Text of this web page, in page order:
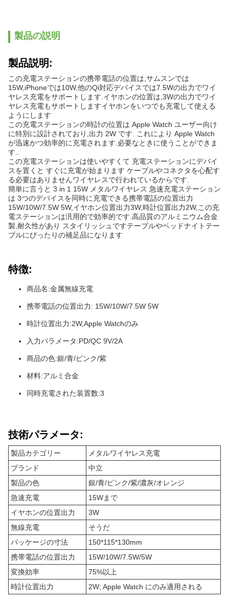
製品の説明
製品説明:
この充電ステーションの携帯電話の位置は,サムスンでは
15W,iPhoneでは10W,他のQi対応デバイスでは7.5Wの出力でワイ
ヤレス充電をサポートします.イヤホンの位置は,3Wの出力でワイ
ヤレス充電もサポートしますイヤホンをいつでも充電して使える
ようにします
この充電ステーションの時計の位置は Apple Watch ユーザー向け
に特別に設計されており,出力 2W です. これにより Apple Watch
が迅速かつ効率的に充電されます.必要なときに使うことができま
す..
この充電ステーションは使いやすくて 充電ステーションにデバイ
スを置くと すぐに充電が始まります ケーブルやコネクタを心配す
る必要はありませんワイヤレスで行われているからです.
簡単に言うと 3 in 1 15W メタルワイヤレス 急速充電ステーション
は 3つのデバイスを同時に充電できる携帯電話の位置出力
15W/10W/7.5W 5W,イヤホン位置出力3W,時計位置出力2W,この充
電ステーションは汎用的で効率的です.高品質のアルミニウム合金
製,耐久性があり スタイリッシュですテーブルやベッドナイトテー
ブルにぴったりの補足品になります
特徴:
商品名:金属無線充電
携帯電話の位置出力: 15W/10W/7.5W 5W
時計位置出力:2W,Apple Watchのみ
入力パラメータ:PD/QC 9V/2A
商品の色:銀/青/ピンク/紫
材料:アルミ合金
同時充電された装置数:3
技術パラメータ:
製品カテゴリー
メタルワイヤレス充電
ブランド
中立
製品の色
銀/青/ピンク/紫/濃灰/オレンジ
急速充電
15Wまで
イヤホンの位置出力
3W
無線充電
そうだ
パッケージの寸法
150*115*130mm
携帯電話の位置出力
15W/10W/7.5W/5W
変換効率
75%以上
時計位置出力
2W; Apple Watch にのみ適用される